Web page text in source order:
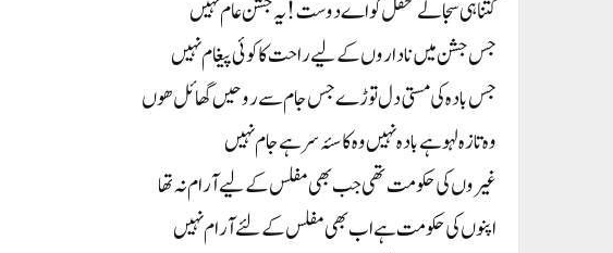
کتنا ہی سجالے محفل کو اے دوست! یہ جشن عام نہیں
جس جشن میں ناداروں کے لیے راحت کا کوئی پیغام نہیں
جس بادہ کی مستی دل توڑے جس جام سے روحیں گھائل ھوں
وہ تازہ لہو ہے بادہ نہیں وہ کاسۂ سر ہے جام نہیں
غیروں کی حکومت تھی جب بھی مفلس کے لیے آرام نہ تھا
اپنوں کی حکومت ہے اب بھی مفلس کےلئے آرام نہیں